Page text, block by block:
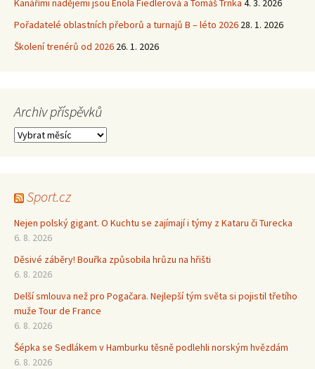
Pořadatelé oblastních přeborů a turnajů B – léto 2026 28. 1. 2026
Školení trenérů od 2026 26. 1. 2026
Archiv příspěvků
Archiv
Sport.cz
Nejen polský gigant. O Kuchtu se zajímají i týmy z Kataru či Turecka
6. 8. 2026
Děsivé záběry! Bouřka způsobila hrůzu na hřišti
6. 8. 2026
Delší smlouva než pro Pogačara. Nejlepší tým světa si pojistil třetího
muže Tour de France
6. 8. 2026
Šépka se Sedlákem v Hamburku těsně podlehli norským hvězdám
6. 8. 2026